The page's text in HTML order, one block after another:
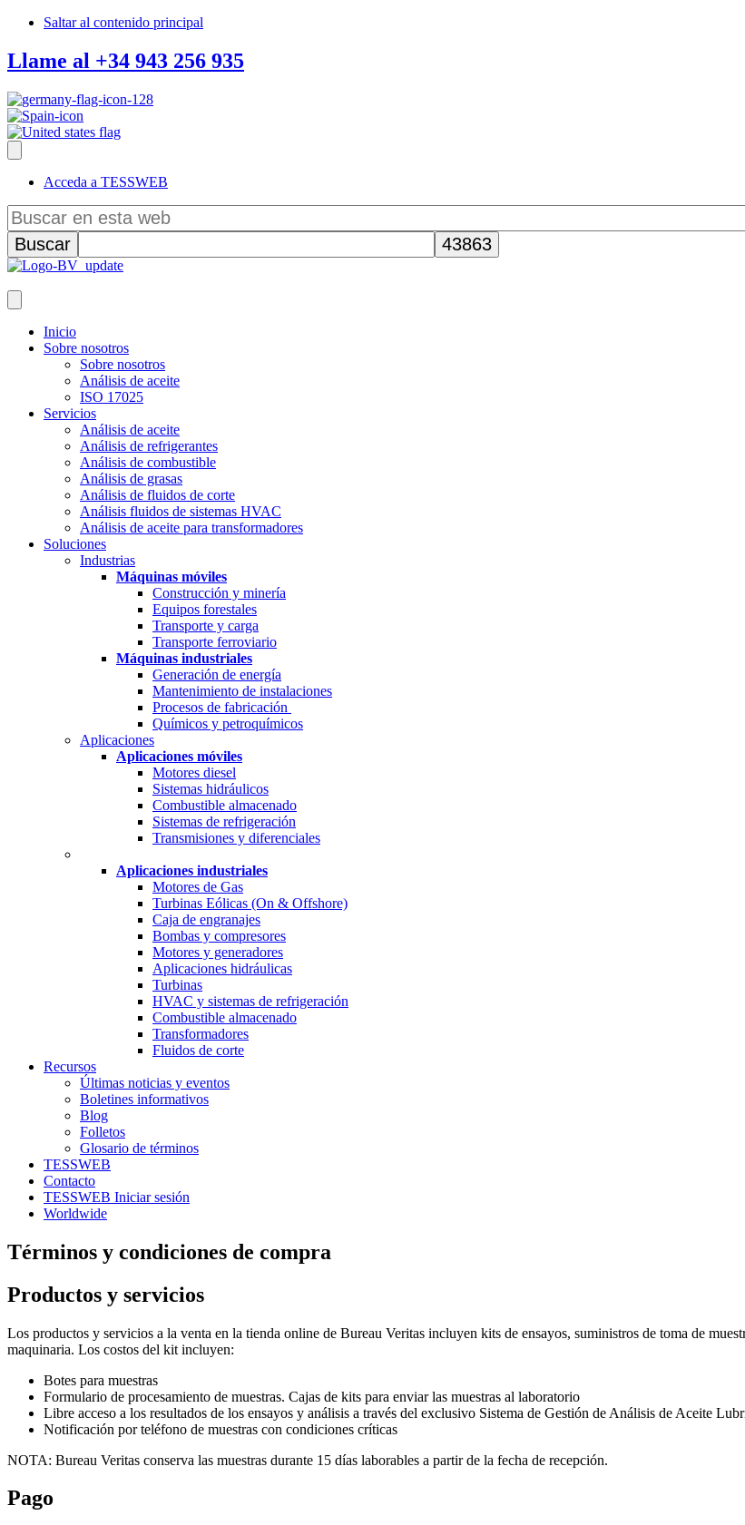
Saltar al contenido principal
Llame al +34 943 256 935
Acceda a TESSWEB
Buscar
en
esta
web
Inicio
Sobre nosotros
Sobre nosotros
Análisis de aceite
ISO 17025
Servicios
Análisis de aceite
Análisis de refrigerantes
Análisis de combustible
Análisis de grasas
Análisis de fluidos de corte
Análisis fluidos de sistemas HVAC
Análisis de aceite para transformadores
Soluciones
Industrias
Máquinas móviles
Construcción y minería
Equipos forestales
Transporte y carga
Transporte ferroviario
Máquinas industriales
Generación de energía
Mantenimiento de instalaciones
Procesos de fabricación
Químicos y petroquímicos
Aplicaciones
Aplicaciones móviles
Motores diesel
Sistemas hidráulicos
Combustible almacenado
Sistemas de refrigeración
Transmisiones y diferenciales
Aplicaciones industriales
Motores de Gas
Turbinas Eólicas (On & Offshore)
Caja de engranajes
Bombas y compresores
Motores y generadores
Aplicaciones hidráulicas
Turbinas
HVAC y sistemas de refrigeración
Combustible almacenado
Transformadores
Fluidos de corte
Recursos
Últimas noticias y eventos
Boletines informativos
Blog
Folletos
Glosario de términos
TESSWEB
Contacto
TESSWEB Iniciar sesión
Worldwide
Términos y condiciones de compra
Productos y servicios
Los productos y servicios a la venta en la tienda online de Bureau Veritas incluyen kits de ensayos, suministros de toma de
maquinaria. Los costos del kit incluyen:
Botes para muestras
Formulario de procesamiento de muestras. Cajas de kits para enviar las muestras al laboratorio
Libre acceso a los resultados de los ensayos y análisis a través del exclusivo Sistema de Gestión de Análisis de Aceite
Notificación por teléfono de muestras con condiciones críticas
NOTA: Bureau Veritas conserva las muestras durante 15 días laborables a partir de la fecha de recepción.
Pago